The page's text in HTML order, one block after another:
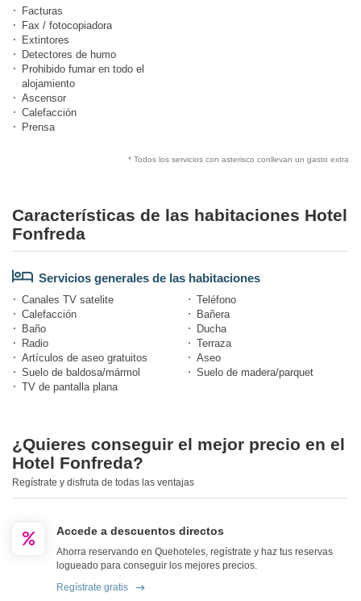
Facturas
Fax / fotocopiadora
Extintores
Detectores de humo
Prohibido fumar en todo el
alojamiento
Ascensor
Calefacción
Prensa
* Todos los servicios con asterisco conllevan un gasto extra
Características de las habitaciones Hotel
Fonfreda
Servicios generales de las habitaciones
Canales TV satelite
Teléfono
Calefacción
Bañera
Baño
Ducha
Radio
Terraza
Artículos de aseo gratuitos
Aseo
Suelo de baldosa/mármol
Suelo de madera/parquet
TV de pantalla plana
¿Quieres conseguir el mejor precio en el
Hotel Fonfreda?
Regístrate y disfruta de todas las ventajas
Accede a descuentos directos
Ahorra reservando en Quehoteles, regístrate y haz tus reservas
logueado para conseguir los mejores precios.
Regístrate gratis